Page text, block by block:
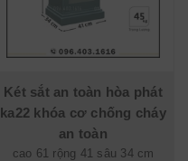
Két sắt an toàn hòa phát
ka22 khóa cơ chống cháy
an toàn
cao 61 rộng 41 sâu 34 cm